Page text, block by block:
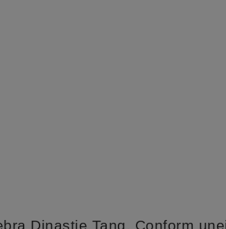
Dinastie Tang. Conform